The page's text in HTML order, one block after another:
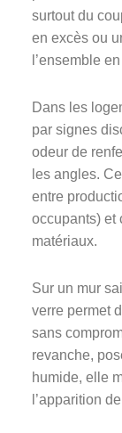
surtout du
en excès ou
l’ensemble
Dans les
par signes
odeur de
les angles.
entre
occupants) et
matériaux.
Sur un mur
verre permet
sans
revanche,
humide, elle
l’apparition